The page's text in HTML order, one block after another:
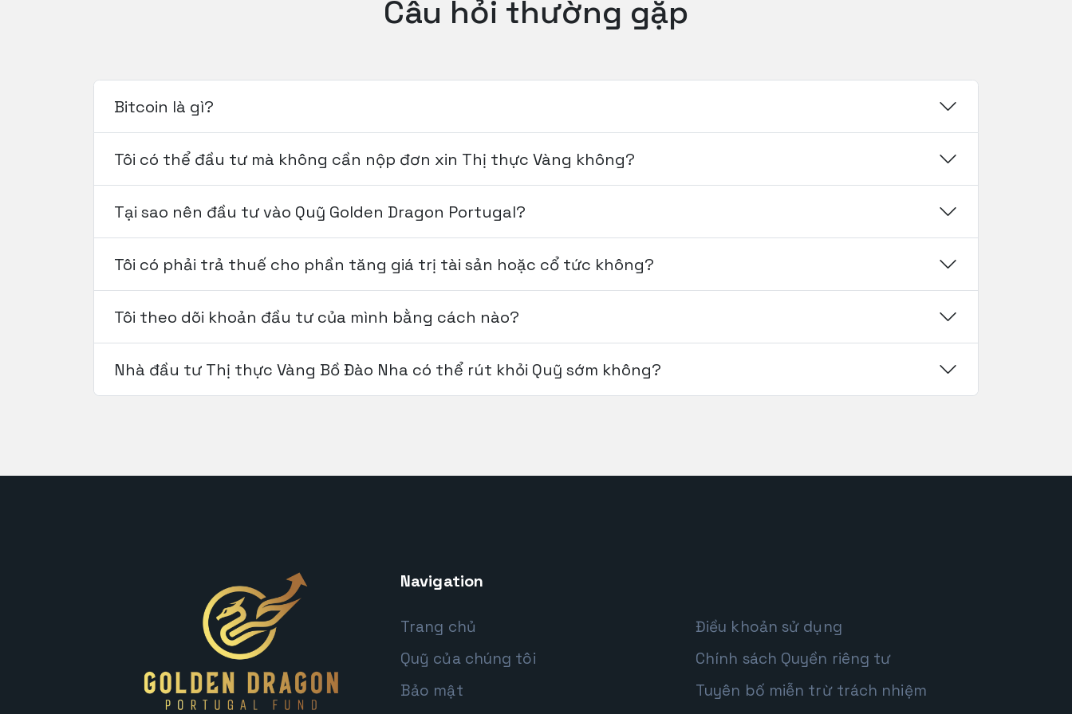
Câu hỏi thường gặp
Bitcoin là gì?
Tôi có thể đầu tư mà không cần nộp đơn xin Thị thực Vàng không?
Tại sao nên đầu tư vào Quỹ Golden Dragon Portugal?
Tôi có phải trả thuế cho phần tăng giá trị tài sản hoặc cổ tức không?
Tôi theo dõi khoản đầu tư của mình bằng cách nào?
Nhà đầu tư Thị thực Vàng Bồ Đào Nha có thể rút khỏi Quỹ sớm không?
Navigation
Trang chủ
Quỹ của chúng tôi
Bảo mật
Điều khoản sử dụng
Chính sách Quyền riêng tư
Tuyên bố miễn trừ trách nhiệm